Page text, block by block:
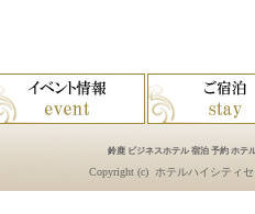
鈴鹿 ビジネスホテル 宿泊 予約 ホテ
Copyright (c) ホテルハイシティ